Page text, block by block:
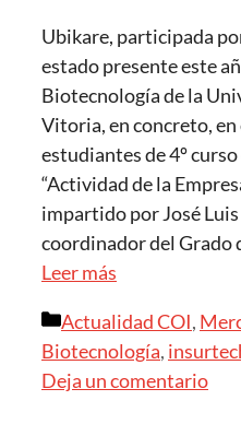
Ubikare, participada
estado presente este
Biotecnología de la
Vitoria, en concreto,
estudiantes de 4º
“Actividad de la
impartido por José
coordinador del Grado
Leer más
Actualidad COI,
Biotecnología,
Deja un comentario